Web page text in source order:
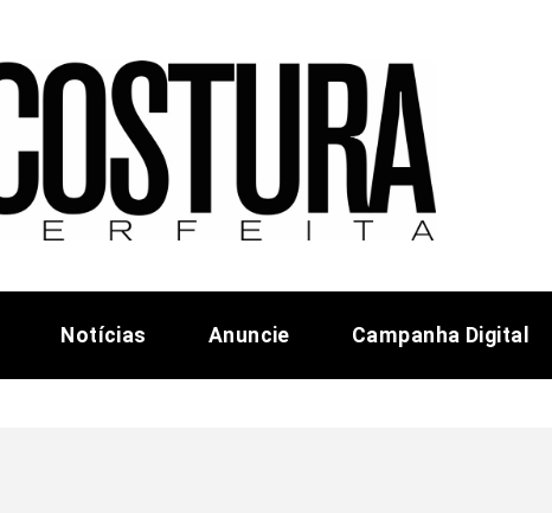
Notícias Anuncie Campanha Digital